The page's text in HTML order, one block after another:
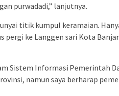
purwadadi,” lanjutnya.
titik kumpul keramaian.
ke Langgen sari Kota
Sistem Informasi Pemerintah
namun saya berharap